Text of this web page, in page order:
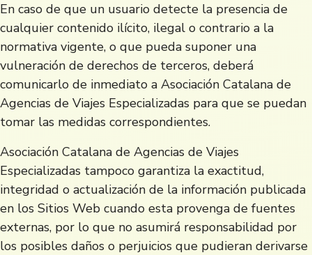
En caso de que un usuario detecte la presencia de
cualquier contenido ilícito, ilegal o contrario a la
normativa vigente, o que pueda suponer una
vulneración de derechos de terceros, deberá
comunicarlo de inmediato a Asociación Catalana de
Agencias de Viajes Especializadas para que se puedan
tomar las medidas correspondientes.
Asociación Catalana de Agencias de Viajes
Especializadas tampoco garantiza la exactitud,
integridad o actualización de la información publicada
en los Sitios Web cuando esta provenga de fuentes
externas, por lo que no asumirá responsabilidad por
los posibles daños o perjuicios que pudieran derivarse